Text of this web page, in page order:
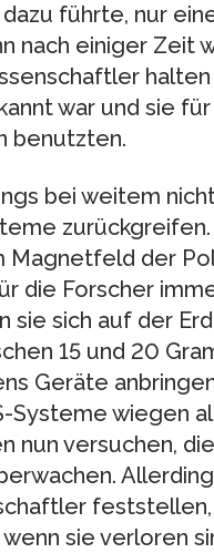
führte, nur
nach einiger Zeit
war und sie
benutzten.
bei weitem
Magnetfeld der
die Forscher
sie sich auf der
15 und 20
Geräte
Systeme wiegen
nun versuchen,
sie verloren